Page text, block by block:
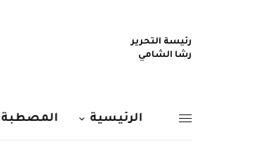
رئيسة التحرير
رشا الشامي
الرئيسية المصطبة